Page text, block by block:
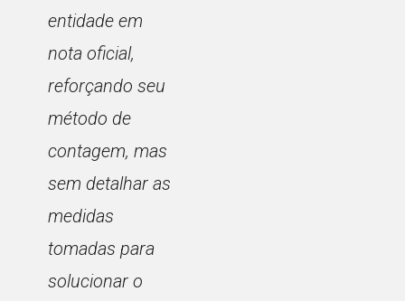
entidade em
nota oficial,
reforçando seu
método de
contagem, mas
sem detalhar as
medidas
tomadas para
solucionar o